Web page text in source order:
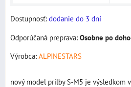
Dostupnosť: dodanie do 3 dní
Osobne po
Výrobca: ALPINESTARS
nový model prilby S-M5 je výsledkom